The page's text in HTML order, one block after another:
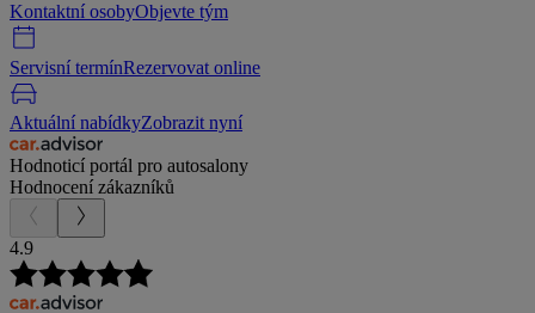
Kontaktní osobyObjevte tým
Servisní termínRezervovat online
Aktuální nabídkyZobrazit nyní
Hodnoticí portál pro autosalony
Hodnocení zákazníků
4.9